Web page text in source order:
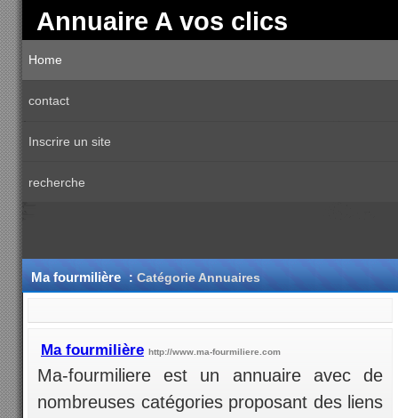
Annuaire A vos clics
Home
contact
Inscrire un site
recherche
Ma fourmilière : Catégorie Annuaires
Ma fourmilière http://www.ma-fourmiliere.com
Ma-fourmiliere est un annuaire avec de
nombreuses catégories proposant des liens